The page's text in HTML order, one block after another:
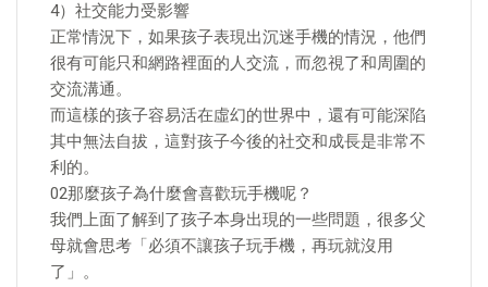
4）社交能力受影響
正常情況下，如果孩子表現出沉迷手機的情況，他們
很有可能只和網路裡面的人交流，而忽視了和周圍的
交流溝通。
而這樣的孩子容易活在虛幻的世界中，還有可能深陷
其中無法自拔，這對孩子今後的社交和成長是非常不
利的。
02那麼孩子為什麼會喜歡玩手機呢？
我們上面了解到了孩子本身出現的一些問題，很多父
母就會思考「必須不讓孩子玩手機，再玩就沒用
了」。